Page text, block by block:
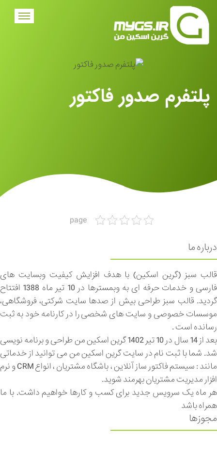
پلتفرم صدور فاکتور
page
درباره ما
قالب سبز (گرین اسکین) با هدف افزایش کیفیت وبسایت های
فارسی و خدمات حرفه ای به وبمسترها در 10 تیر ماه 1388 افتتاح
گردید. قالب سبز طراحی بیش از صدها سایت شرکتی، فروشگاهی،
موسسات خصوصی و سایت های شخصی را در کارنامه خود به ثبت
رسانده است .
بعد از 14 سال در 10 تیر 1402 گرین اسکین من طراحی و برنامه نویسی
شد. شما با ثبت نام در سایت گرین اسکین من می توانید از خدماتی
مانند : سیستم فاکتور ساز آنلاین ، باشگاه مشتریان ، انواع CRM و نرم
افزار مدیریت مشتریان بهرمند شوید.
هر ماه یک سرویس جدید برای کسب و کارها خواهیم داشت. با ما
همراه باشد
مجوزها